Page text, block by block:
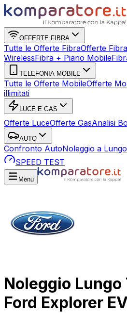
OFFERTE FIBRA
Tutte le Offerte FibraOfferte
WirelessFibra + Piano Mobile
TELEFONIA MOBILE
Tutte le Offerte MobileOfferte
illimitati
LUCE E GAS
Offerte LuceOfferte GasAnalisi
AUTO
Confronto AutoNoleggio a
SPEED TEST
Menu
Noleggio Lungo
Ford Explorer EV